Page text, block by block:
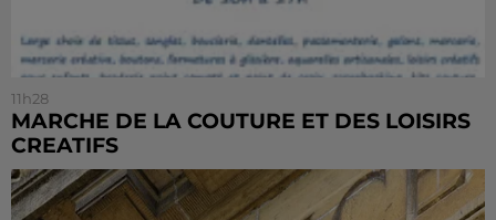
11h28
MARCHE DE LA COUTURE ET DES LOISIRS
CREATIFS